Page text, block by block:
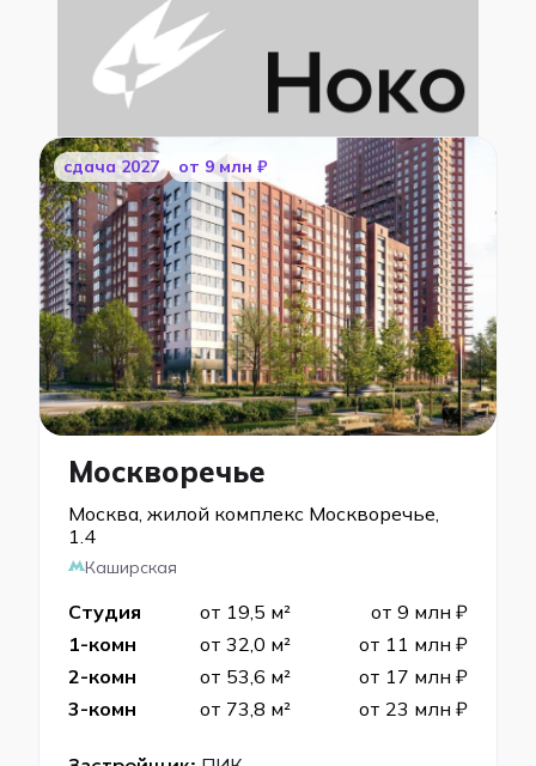
cдача 2027 от 9 млн ₽
Москворечье
Москва, жилой комплекс Москворечье,
1.4
Каширская
Студия от 19,5 м²
от 9 млн ₽
1-комн
от 32,0 м²
от 11 млн ₽
2-комн
от 53,6 м²
от 17 млн ₽
3-комн
от 73,8 м² от 23 млн ₽